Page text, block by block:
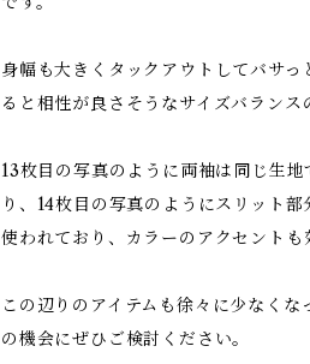
身幅も大きくタックアウトしてバサ
ると相性が良さそうなサイズバランス
13枚目の写真のように両袖は同じ生
り、14枚目の写真のようにスリット
使われており、カラーのアクセントも
この辺りのアイテムも徐々に少なくな
の機会にぜひご検討ください。